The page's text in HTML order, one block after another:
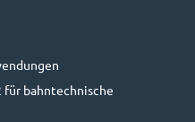
für bahntechnische